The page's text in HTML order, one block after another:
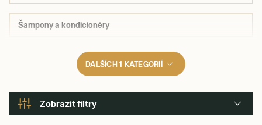
Šampony a kondicionéry
DALŠÍCH 1 KATEGORIÍ
Zobrazit filtry